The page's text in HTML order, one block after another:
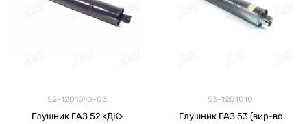
52-1201010-03
Глушник ГАЗ 52 <ДК>
53-1201010
Глушник ГАЗ 53 (вир-во